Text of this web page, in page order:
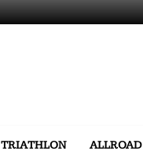
TRIATHLON ALLROAD